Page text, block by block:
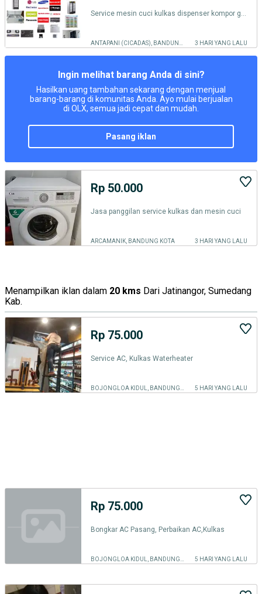
3 HARI YANG LALU
Ingin melihat barang Anda di sini?
Hasilkan uang tambahan sekarang dengan menjual
barang-barang di komunitas Anda. Ayo mulai berjualan
di OLX, semua jadi cepat dan mudah.
pasang iklan
Rp 50.000
Jasa panggilan service kulkas dan mesin cuci
ARCAMANIK, BANDUNG KOTA 3 HARI YANG LALU
Menampilkan iklan dalam 20 kms Dari Jatinangor, Sumedang
Kab.
Rp 75.000
Service AC, Kulkas Waterheater
5 HARI YANG LALU
Rp 75.000
Bongkar AC Pasang, Perbaikan AC,Kulkas
5 HARI YANG LALU